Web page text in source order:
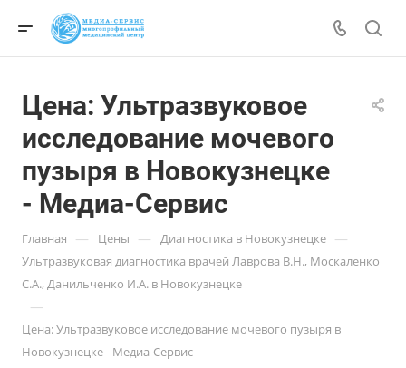
Цена: Ультразвуковое
исследование мочевого
пузыря в Новокузнецке
- Медиа-Сервис
Главная — Цены — Диагностика в Новокузнецке —
Ультразвуковая диагностика врачей Лаврова В.Н., Москаленко
С.А., Данильченко И.А. в Новокузнецке
—
Цена: Ультразвуковое исследование мочевого пузыря в
Новокузнецке - Медиа-Сервис